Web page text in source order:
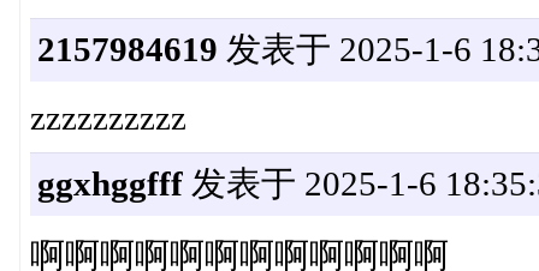
2157984619 发表于 2025-1-6
zzzzzzzzzz
ggxhggfff发表于 2025-1-6
啊啊啊啊啊啊啊啊啊啊啊啊